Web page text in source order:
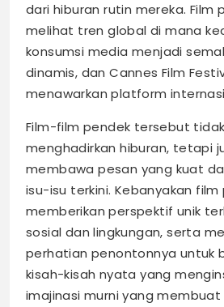
dari hiburan rutin mereka. Film
melihat tren global di mana
konsumsi media menjadi
dinamis, dan Cannes Film
menawarkan platform
Film-film pendek tersebut
menghadirkan hiburan, tetapi
membawa pesan yang kuat
isu-isu terkini. Kebanyakan
memberikan perspektif unik
sosial dan lingkungan, serta
perhatian penontonnya untuk
kisah-kisah nyata yang
imajinasi murni yang